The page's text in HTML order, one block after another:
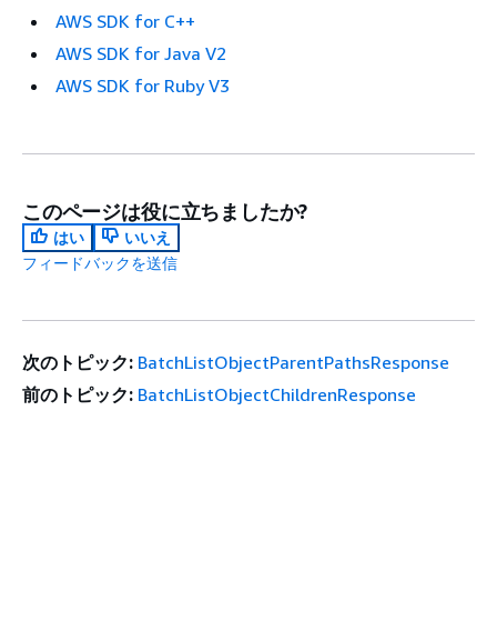
AWS SDK for C++
AWS SDK for Java V2
AWS SDK for Ruby V3
このページは役に立ちましたか?
はい
いいえ
フィードバックを送信
次のトピック: BatchListObjectParentPathsResponse
前のトピック: BatchListObjectChildrenResponse